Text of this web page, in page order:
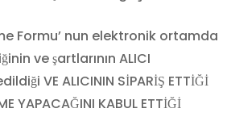
Formu’ nun elektronik ortamda
ve şartlarının ALICI
VE ALICININ SİPARİŞ ETTİĞİ
YAPACAĞINI KABUL ETTİĞİ